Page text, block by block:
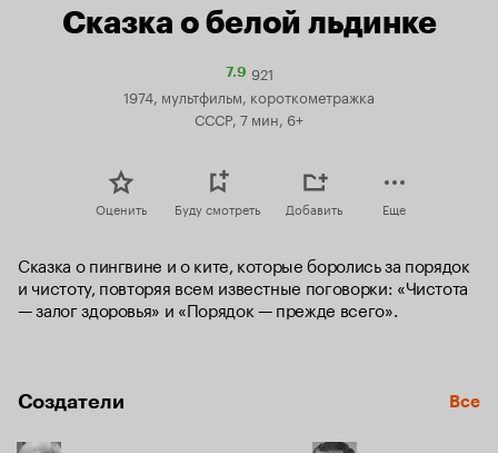
Сказка о белой льдинке
7.9Рейтинг
7.9
921
1974, мультфильм, короткометражка
СССР, 7 мин, 6+
Оценить Буду смотреть Добавить Еще
Сказка о пингвине и о ките, которые боролись за порядок
и чистоту, повторяя всем известные поговорки: «Чистота
— залог здоровья» и «Порядок — прежде всего».
Создатели Все